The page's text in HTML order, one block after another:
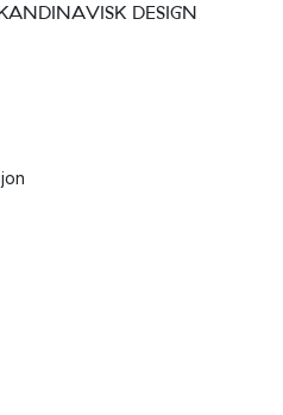
DESIGN